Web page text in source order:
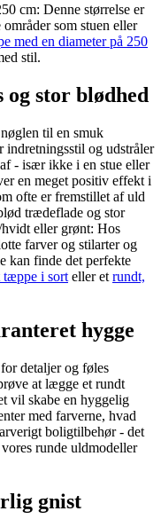
cm: Denne størrelse er
som stuen eller
med en diameter på 250
stil.
og stor blødhed
til en smuk
indretningsstil og udstråler
- især ikke i en stue eller
en meget positiv effekt i
ofte er fremstillet af uld
trædeflade og stor
eller grønt: Hos
farver og stilarter og
kan finde det perfekte
tæppe i sort eller et rundt,
hygge
detaljer og føles
at lægge et rundt
vil skabe en hyggelig
med farverne, hvad
boligtilbehør - det
runde uldmodeller
gnist